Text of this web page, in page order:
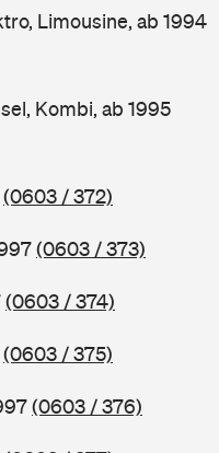
Limousine, ab 1994
Kombi, ab 1995
(0603 / 372)
(0603 / 373)
(0603 / 374)
(0603 / 375)
(0603 / 376)